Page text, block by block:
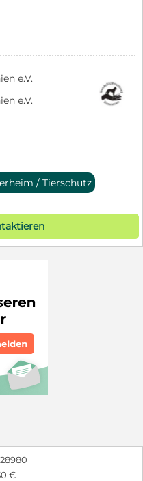
e.V.
e.V.
/ Tierschutz
€